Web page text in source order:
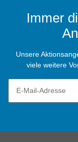
Immer
Unsere
viele weitere